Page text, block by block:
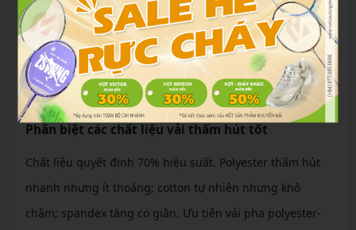
Bí quyết chọn áo cầu lông nam chuẩn như
chuyên gia
Để chọn được chiếc áo cầu lông nam
lý tưởng, hãy áp
dụng các bí quyết sau.
Phân biệt các chất liệu vải thấm hút tốt
Chất liệu quyết định 70% hiệu suất. Polyester thấm hút
nhanh nhưng ít thoáng; cotton tự nhiên nhưng khô
chậm; spandex tăng co giãn. Ưu tiên vải pha polyester-